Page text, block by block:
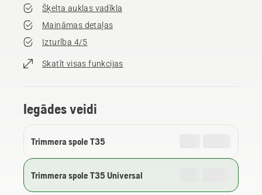
Šķelta auklas vadīkla
Maināmas detaļas
Izturība 4/5
Skatīt visas funkcijas
Iegādes veidi
Trimmera spole T35
Trimmera spole T35 Universal